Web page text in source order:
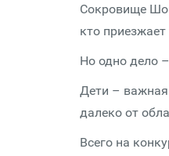
Сокровище
кто
Но одно дело
Дети – важная
далеко от
Всего на